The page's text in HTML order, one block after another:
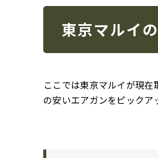
東京マルイ
ここでは東京マルイが現
の安いエアガンをピックア